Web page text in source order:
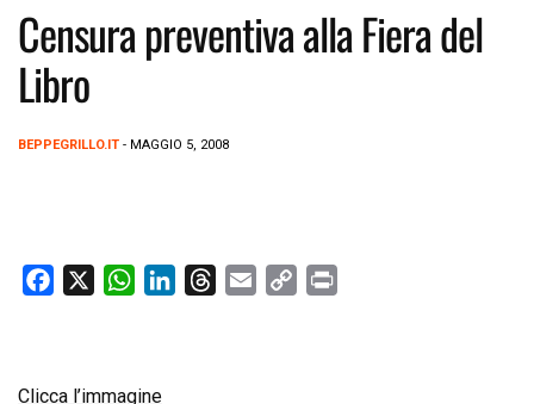
Censura preventiva alla Fiera del
Libro
BEPPEGRILLO.IT - MAGGIO 5, 2008
W
Clicca l’immagine